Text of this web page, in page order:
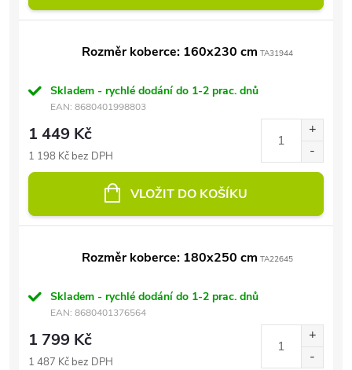
Rozměr koberce: 160x230 cm TA31944
Skladem - rychlé dodání do 1-2 prac. dnů
EAN: 8680401998803
1 449 Kč
1 198 Kč bez DPH
VLOŽIT DO KOŠÍKU
Rozměr koberce: 180x250 cm TA22645
Skladem - rychlé dodání do 1-2 prac. dnů
EAN: 8680401376564
1 799 Kč
1 487 Kč bez DPH